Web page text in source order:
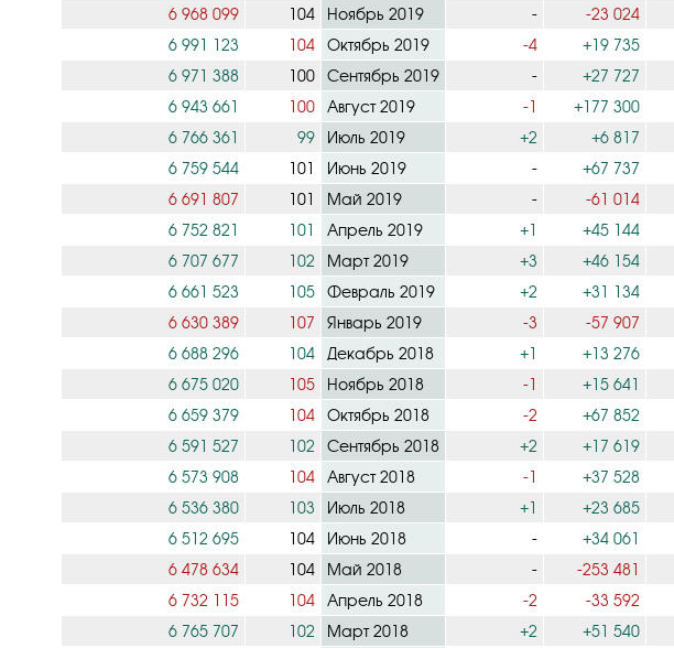
6 968 099
104 Ноябрь 2019 - -23 024
6 991 123
104 Октябрь 2019 -4 +19 735
6 971 388
100 Сентябрь 2019 - +27 727
6 943 661
100 Август 2019 -1 +177 300
6 766 361
99 Июль 2019 +2 +6 817
6 759 544
101 Июнь 2019 - +67 737
6 691 807
101 Май 2019 - -61 014
6 752 821
101 Апрель 2019 +1 +45 144
6 707 677
102 Март 2019 +3 +46 154
6 661 523
105 Февраль 2019 +2 +31 134
6 630 389
107 Январь 2019 -3 -57 907
6 688 296
104 Декабрь 2018 +1 +13 276
6 675 020
105 Ноябрь 2018 -1 +15 641
6 659 379
104 Октябрь 2018 -2 +67 852
6 591 527
102 Сентябрь 2018 +2 +17 619
6 573 908
104 Август 2018 -1 +37 528
6 536 380
103 Июль 2018 +1 +23 685
6 512 695
104 Июнь 2018 - +34 061
6 478 634
104 Май 2018 - -253 481
6 732 115
104 Апрель 2018 -2 -33 592
6 765 707
102 Март 2018 +2 +51 540